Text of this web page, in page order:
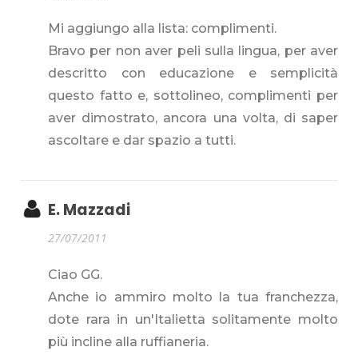
Mi aggiungo alla lista: complimenti.
Bravo per non aver peli sulla lingua, per aver
descritto con educazione e semplicità
questo fatto e, sottolineo, complimenti per
aver dimostrato, ancora una volta, di saper
ascoltare e dar spazio a tutti.
E. Mazzadi
27/07/2011
Ciao GG.
Anche io ammiro molto la tua franchezza,
dote rara in un'Italietta solitamente molto
più incline alla ruffianeria.